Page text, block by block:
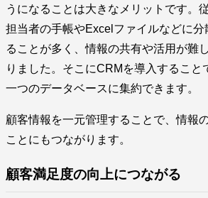
うになることは大きなメリットです。
担当者の手帳やExcelファイルなどに
ることが多く、情報の共有や活用が難
りました。そこにCRMを導入すること
一つのデータベースに集約できます。
顧客情報を一元管理することで、情報
ことにもつながります。
顧客満足度の向上につながる